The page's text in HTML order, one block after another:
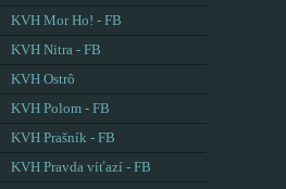
KVH Mor Ho! - FB
KVH Nitra - FB
KVH Ostrô
KVH Polom - FB
KVH Prašník - FB
KVH Pravda víťazí - FB